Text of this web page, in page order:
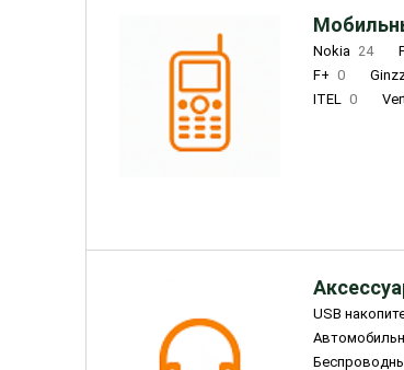
Nokia 24
F+ 0
ITEL 0
USB